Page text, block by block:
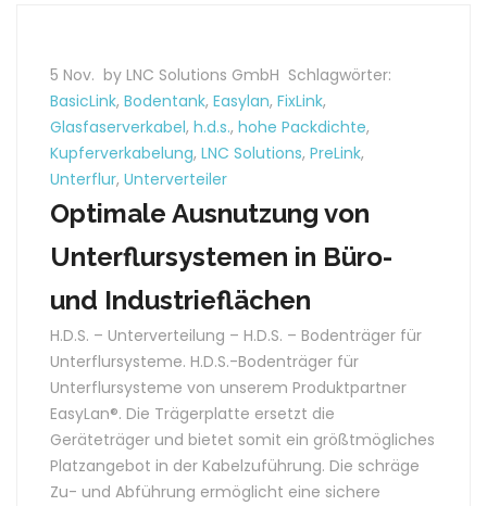
5 Nov. by LNC Solutions GmbH Schlagwörter:
BasicLink, Bodentank, Easylan, FixLink,
Glasfaserverkabel, h.d.s., hohe Packdichte,
Kupferverkabelung, LNC Solutions, PreLink,
Unterflur, Unterverteiler
Optimale Ausnutzung von
Unterflursystemen in Büro-
und Industrieflächen
H.D.S. – Unterverteilung – H.D.S. – Bodenträger für
Unterflursysteme. H.D.S.-Bodenträger für
Unterflursysteme von unserem Produktpartner
EasyLan®. Die Trägerplatte ersetzt die
Geräteträger und bietet somit ein größtmögliches
Platzangebot in der Kabelzuführung. Die schräge
Zu- und Abführung ermöglicht eine sichere